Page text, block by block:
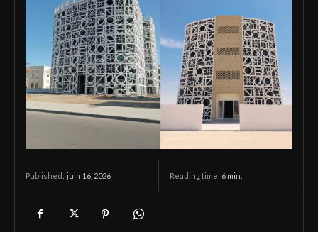
Published: juin 16, 2026 Reading time: 6 min.